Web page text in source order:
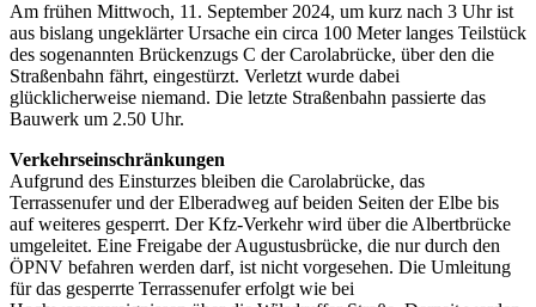
Am frühen Mittwoch, 11. September 2024, um kurz nach 3 Uhr ist
aus bislang ungeklärter Ursache ein circa 100 Meter langes Teilstück
des sogenannten Brückenzugs C der Carolabrücke, über den die
Straßenbahn fährt, eingestürzt. Verletzt wurde dabei
glücklicherweise niemand. Die letzte Straßenbahn passierte das
Bauwerk um 2.50 Uhr.
Verkehrseinschränkungen
Aufgrund des Einsturzes bleiben die Carolabrücke, das
Terrassenufer und der Elberadweg auf beiden Seiten der Elbe bis
auf weiteres gesperrt. Der Kfz-Verkehr wird über die Albertbrücke
umgeleitet. Eine Freigabe der Augustusbrücke, die nur durch den
ÖPNV befahren werden darf, ist nicht vorgesehen. Die Umleitung
für das gesperrte Terrassenufer erfolgt wie bei